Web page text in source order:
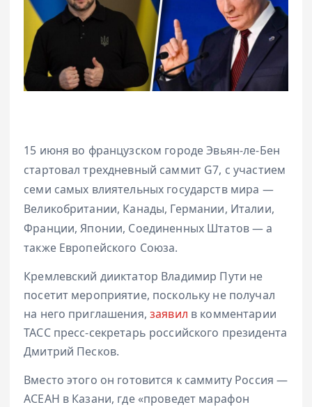
15 июня во французском городе Эвьян-ле-Бен
стартовал трехдневный саммит G7, с участием
семи самых влиятельных государств мира —
Великобритании, Канады, Германии, Италии,
Франции, Японии, Соединенных Штатов — а
также Европейского Союза.
Кремлевский дииктатор Владимир Пути не
посетит мероприятие, поскольку не получал
на него приглашения,заявил в комментарии
ТАСС пресс-секретарь российского президента
Дмитрий Песков.
Вместо этого он готовится к саммиту Россия —
АСЕАН в Казани, где «проведет марафон